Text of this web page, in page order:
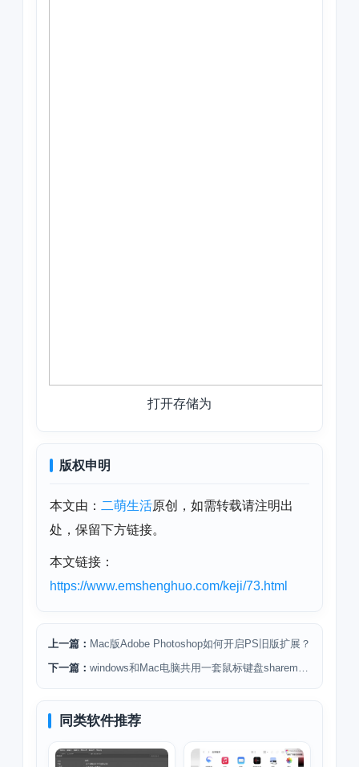
打开存储为
版权申明
本文由： 二萌生活原创，如需转载请注明出
处，保留下方链接。
本文链接：
https://www.emshenghuo.com/keji/73.html
上一篇： Mac版Adobe Photoshop如何开启PS旧版扩展？
下一篇：
同类软件推荐